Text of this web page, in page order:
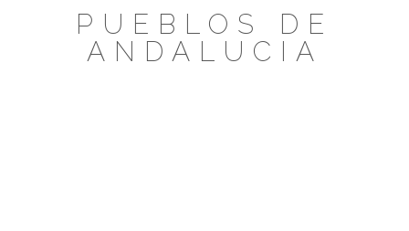
PUEBLOS DE
ANDALUCIA